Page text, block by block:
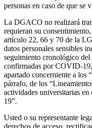
personas en caso de que se
La DGACO no realizará
requieran su
artículo 22, 66 y 70 de la
datos personales sensibles
seguimiento cronológico del
confirmadas por COVID-
apartado concerniente a los
párrafo, de los
actividades universitarias
19”.
Usted o su representante